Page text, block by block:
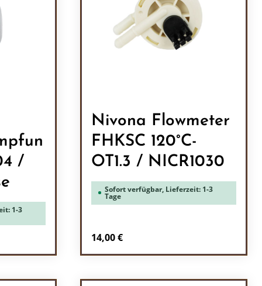
/
1-3
Nivona Flowmeter
FHKSC 120°C-
OT1.3 / NICR1030
Sofort verfügbar, Lieferzeit: 1-3
Tage
Regulärer Preis:
14,00 €